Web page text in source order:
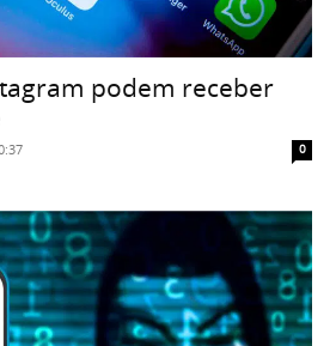
podem receber
0